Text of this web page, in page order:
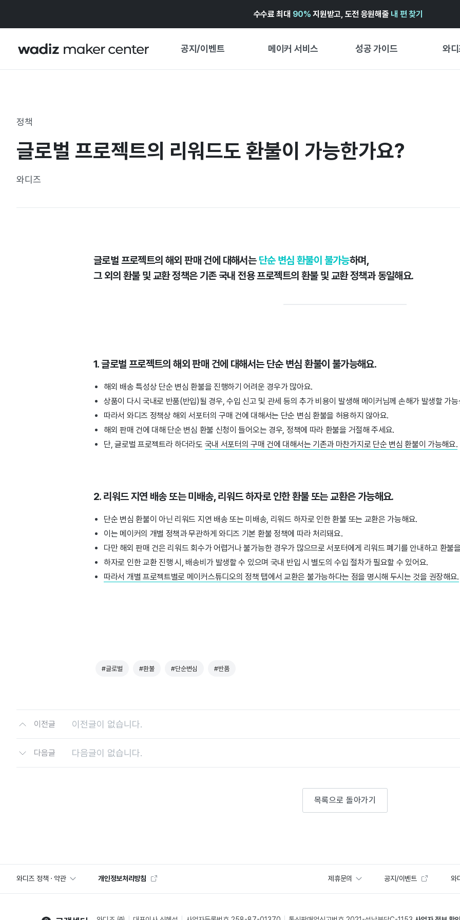
수수료 최대 90% 지원받고, 도전 응원해줄 내 편 찾기
공지/이벤트 메이커 서비스 성공 가이드 와
기획전 캘린더
와디즈 어워즈 ↗︎
성공 스토리
정책
글로벌 프로젝트의 리워드도 환불이 가능한가요?
와디즈
글로벌 프로젝트의 해외 판매 건에 대해서는 단순 변심 환불이 불가능하며,
그 외의 환불 및 교환 정책은 기존 국내 전용 프로젝트의 환불 및 교환 정책과 동일해요.
1. 글로벌 프로젝트의 해외 판매 건에 대해서는 단순 변심 환불이 불가능해요.
해외 배송 특성상 단순 변심 환불을 진행하기 어려운 경우가 많아요.
상품이 다시 국내로 반품(반입)될 경우, 수입 신고 및 관세 등의 추가 비용이 발생해 메이커님께 손해가 발생할 가
따라서 와디즈 정책상 해외 서포터의 구매 건에 대해서는 단순 변심 환불을 허용하지 않아요.
해외 판매 건에 대해 단순 변심 환불 신청이 들어오는 경우, 정책에 따라 환불을 거절해 주세요.
단, 글로벌 프로젝트라 하더라도 국내 서포터의 구매 건에 대해서는 기존과 마찬가지로 단순 변심 환불이 가능해요.
2. 리워드 지연 배송 또는 미배송, 리워드 하자로 인한 환불 또는 교환은 가능해요.
단순 변심 환불이 아닌 리워드 지연 배송 또는 미배송, 리워드 하자로 인한 환불 또는 교환은 가능해요.
이는 메이커의 개별 정책과 무관하게 와디즈 기본 환불 정책에 따라 처리돼요.
다만 해외 판매 건은 리워드 회수가 어렵거나 불가능한 경우가 많으므로 서포터에게 리워드 폐기를 안내하고 환불
하자로 인한 교환 진행 시, 배송비가 발생할 수 있으며 국내 반입 시 별도의 수입 절차가 필요할 수 있어요.
따라서 개별 프로젝트별로 메이커스튜디오의 정책 탭에서 교환은 불가능하다는 점을 명시해 두시는 것을 권장해요.
#글로벌 #환불 #단순변심 #반품
이전글 이전글이 없습니다.
다음글 다음글이 없습니다.
목록으로 돌아가기
와디즈 정책 · 약관 개인정보처리방침 제휴문의 공지/이벤트 와